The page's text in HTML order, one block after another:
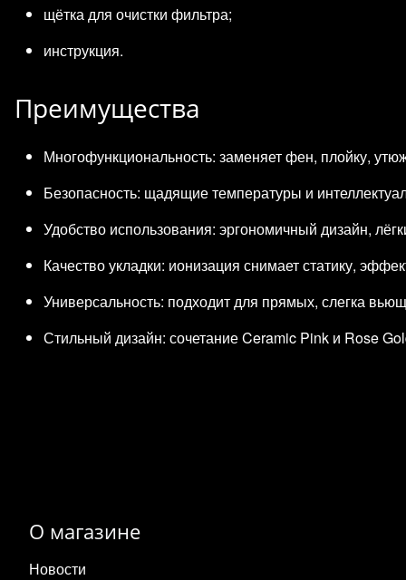
щётка для очистки фильтра;
инструкция.
Преимущества
Многофункциональность: заменяет фен, плойку,
Безопасность: щадящие температуры и
Удобство использования: эргономичный дизайн,
Качество укладки: ионизация снимает статику,
Универсальность: подходит для прямых, слегка
Стильный дизайн: сочетание Ceramic Pink и Rose
О магазине
Новости